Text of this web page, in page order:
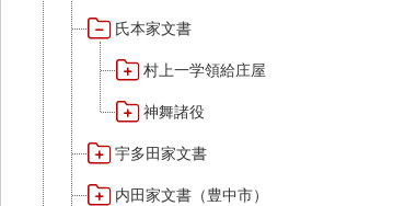
氏本家文書
村上一学領給庄屋
神舞諸役
宇多田家文書
内田家文書（豊中市）